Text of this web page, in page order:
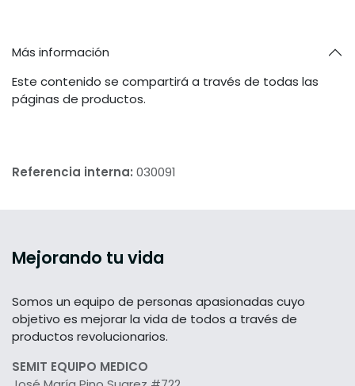
Más información
Este contenido se compartirá a través de todas las
páginas de productos.
Referencia interna: 030091
Mejorando tu vida
Somos un equipo de personas apasionadas cuyo
objetivo es mejorar la vida de todos a través de
productos revolucionarios.
SEMIT EQUIPO MEDICO